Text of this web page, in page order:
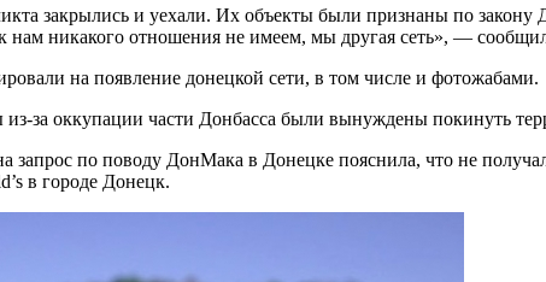
закрылись и уехали. Их объекты были признаны по
никакого отношения не имеем, мы другая сеть», —
на появление донецкой сети, в том числе и фотожабами.
из-за оккупации части Донбасса были вынуждены покинуть
запрос по поводу ДонМака в Донецке пояснила, что не
в городе Донецк.